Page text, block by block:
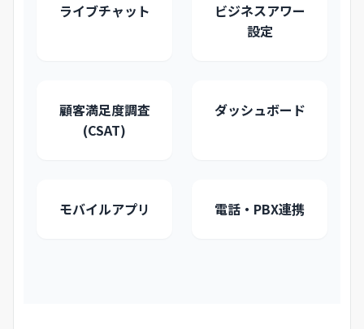
ライブチャット
ビジネスアワー
設定
顧客満足度調査
(CSAT)
ダッシュボード
モバイルアプリ 電話・PBX連携